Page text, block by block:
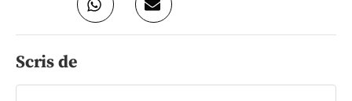
Scris de